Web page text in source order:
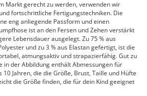
Markt gerecht zu werden, verwenden wir
fortschrittliche Fertigungstechniken. Die
eng anliegende Passform und einen
ist an den Fersen und Zehen verstärkt
Lebensdauer ausgelegt. Zu 75 % aus
und zu 3 % aus Elastan gefertigt, ist die
atmungsaktiv und strapazierfähig. Gut zu
in der Abbildung enthält Abmessungen für
10 Jahren, die die Größe, Brust, Taille und Hüfte
die Größe finden, die für dein Kind geeignet